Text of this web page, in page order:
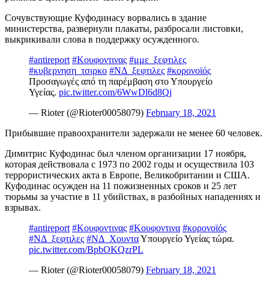
Сочувствующие Куфодинасу ворвались в здание
министерства, развернули плакаты, разбросали листовки,
выкрикивали слова в поддержку осужденного.
#antireport #Κουφοντινας #μμε_ξεφτιλες
#κυβερνηση_τσιρκο #ΝΔ_ξεφτιλες #κορονοϊός
Προσαγωγές από τη παρέμβαση στο Υπουργείο
Υγείας. pic.twitter.com/6WwDl6d8Qj
— Rioter (@Rioter00058079) February 18, 2021
Прибывшие правоохранители задержали не менее 60 человек.
Димитрис Куфодинас был членом организации 17 ноября,
которая действовала с 1973 по 2002 годы и осуществила 103
террористических акта в Европе, Великобритании и США.
Куфодинас осужден на 11 пожизненных сроков и 25 лет
тюрьмы за участие в 11 убийствах, в разбойных нападениях и
взрывах.
#antireport #Κουφοντινας #Κουφοντινα #κορονοϊός
#ΝΔ_ξεφτιλες #ΝΔ_ΧουνταΥπουργείο Υγείας τώρα.
pic.twitter.com/BpbOKQzrPL
— Rioter (@Rioter00058079) February 18, 2021